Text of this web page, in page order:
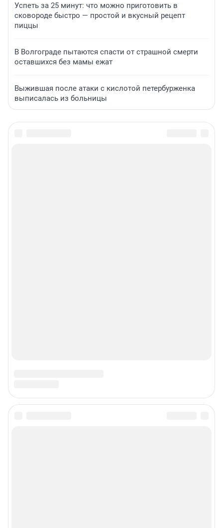
Успеть за 25 минут: что можно приготовить в
сковороде быстро — простой и вкусный рецепт
пиццы
В Волгограде пытаются спасти от страшной смерти
оставшихся без мамы ежат
Выжившая после атаки с кислотой петербурженка
выписалась из больницы